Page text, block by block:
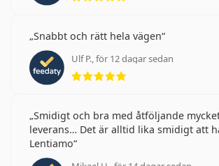
Snabbt och rätt hela vägen
Ulf P., för 12 dagar sedan
Betyg 5 av 5
Smidigt och bra med åtföljande
leverans… Det är alltid lika smidigt att
Lentiamo